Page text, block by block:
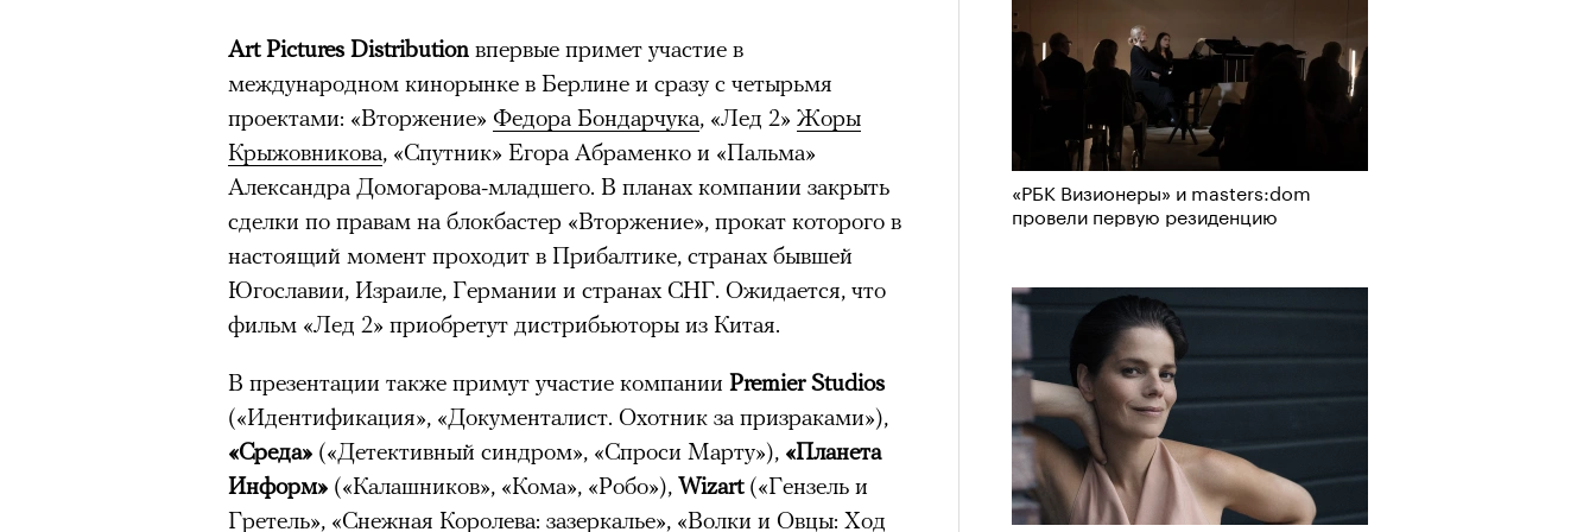
«РБК Визионеры» и masters:dom
провели первую резиденцию
Art Pictures Distribution впервые примет участие в
международном кинорынке в Берлине и сразу с четырьмя
проектами: «Вторжение» Федора Бондарчука, «Лед 2» Жоры
Крыжовникова, «Спутник» Егора Абраменко и «Пальма»
Александра Домогарова-младшего. В планах компании закрыть
сделки по правам на блокбастер «Вторжение», прокат которого в
настоящий момент проходит в Прибалтике, странах бывшей
Югославии, Израиле, Германии и странах СНГ. Ожидается, что
фильм «Лед 2» приобретут дистрибьюторы из Китая.
В презентации также примут участие компании Premier Studios
(«Идентификация», «Документалист. Охотник за призраками»),
«Среда» («Детективный синдром», «Спроси Марту»), «Планета
Информ» («Калашников», «Кома», «Робо»), Wizart («Гензель и
Гретель», «Снежная Королева: зазеркалье», «Волки и Овцы: Ход